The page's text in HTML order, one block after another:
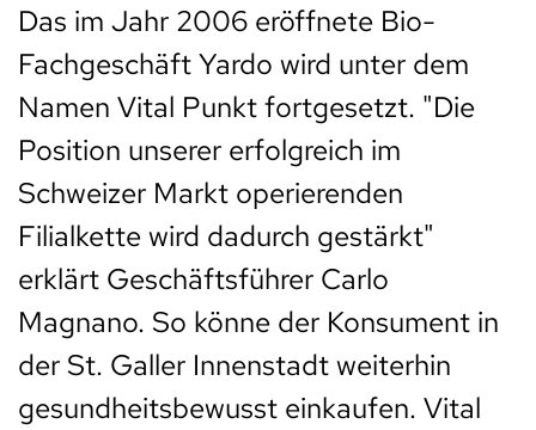
Das im Jahr 2006 eröffnete Bio-
Fachgeschäft Yardo wird unter dem
Namen Vital Punkt fortgesetzt. "Die
Position unserer erfolgreich im
Schweizer Markt operierenden
Filialkette wird dadurch gestärkt"
erklärt Geschäftsführer Carlo
Magnano. So könne der Konsument in
der St. Galler Innenstadt weiterhin
gesundheitsbewusst einkaufen. Vital